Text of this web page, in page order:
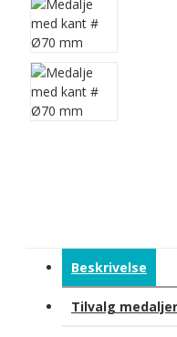
Beskrivelse
Tilvalg medaljer